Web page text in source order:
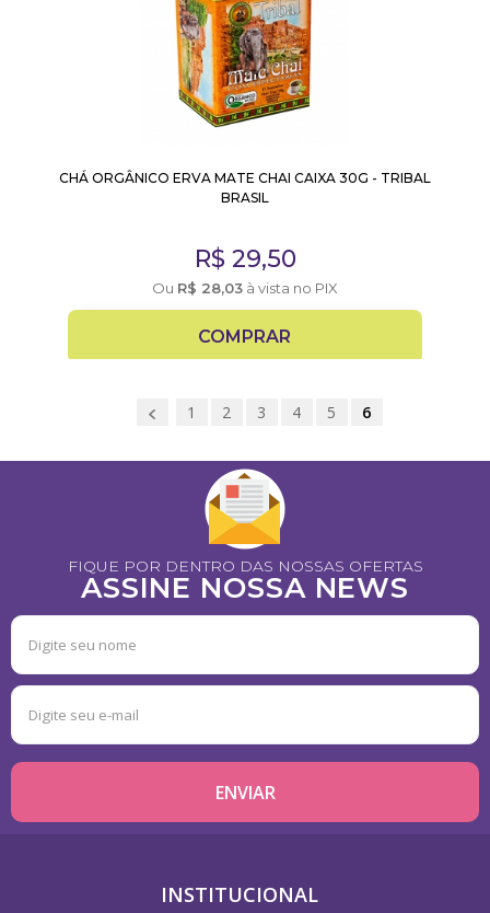
CHÁ ORGÂNICO ERVA MATE CHAI CAIXA 30G - TRIBAL
BRASIL
R$ 29,50
Ou R$ 28,03 à vista no PIX
COMPRAR
1 2 3 4 5 6
FIQUE POR DENTRO DAS NOSSAS OFERTAS
ASSINE NOSSA NEWS
INSTITUCIONAL